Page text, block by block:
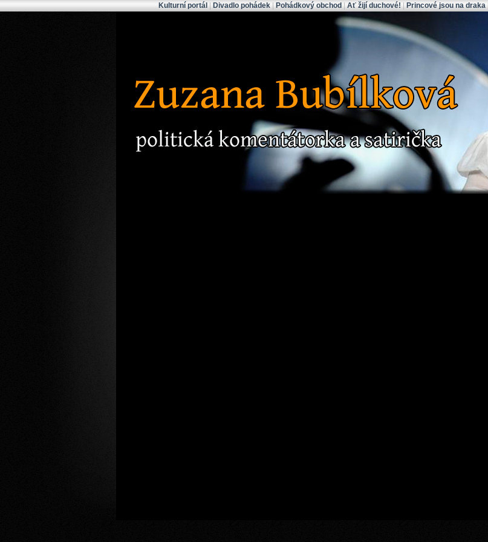
Kulturní portál Divadlo pohádek| Pohádkový obchod Ať žijí duchové! Princové jsou na draka|